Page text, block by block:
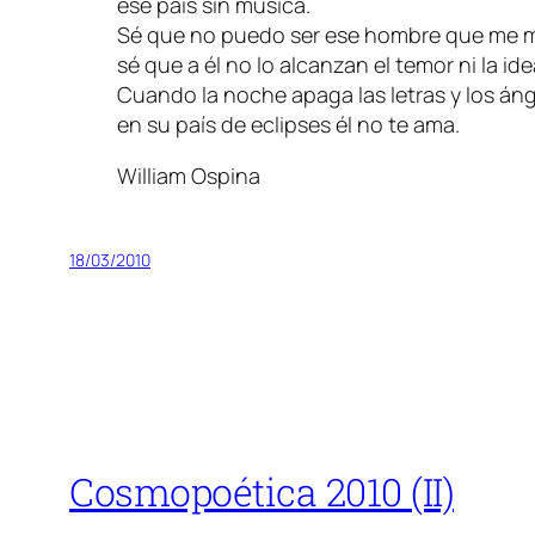
Sé que no puedo ser ese hombre que me
sé que a él no lo alcanzan el temor ni la
Cuando la noche apaga las letras y los
en su país de eclipses él no te ama.
William Ospina
18/03/2010
Cosmopoética 2010 (II)